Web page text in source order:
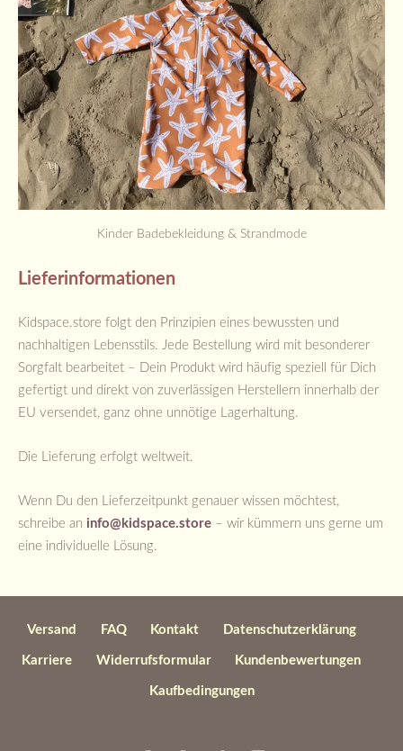
Lieferinformationen
Kidspace.store folgt den Prinzipien eines bewussten und
nachhaltigen Lebensstils. Jede Bestellung wird mit besonderer
Sorgfalt bearbeitet – Dein Produkt wird häufig speziell für Dich
gefertigt und direkt von zuverlässigen Herstellern innerhalb der
EU versendet, ganz ohne unnötige Lagerhaltung.
Die Lieferung erfolgt weltweit.
Wenn Du den Lieferzeitpunkt genauer wissen möchtest,
schreibe an info@kidspace.store – wir kümmern uns gerne um
eine individuelle Lösung.
Kinder Badebekleidung & Strandmode
Versand FAQ Kontakt
Datenschutzerklärung
Karriere
Widerrufsformular
Kundenbewertungen
Kaufbedingungen